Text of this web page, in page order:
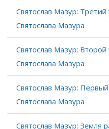
Святослав Мазур:
Святослава Мазура
Святослав Мазур:
Святослава Мазура
Святослав Мазур:
Святослава Мазура
Святослав Мазур: Земля